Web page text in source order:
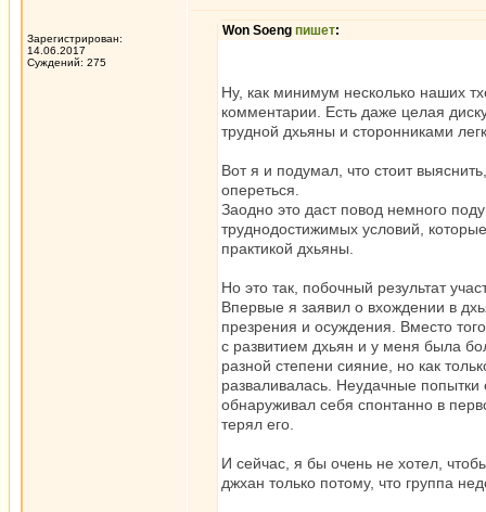
Зарегистрирован:
14.06.2017
Суждений: 275
Won Soeng пишет:
Ну, как минимум несколько наших
комментарии. Есть даже целая
трудной дхьяны и сторонниками
Вот я и подумал, что стоит
опереться.
Заодно это даст повод немного
труднодостижимых условий,
практикой дхьяны.
Но это так, побочный результат
Впервые я заявил о вхождении в
презрения и осуждения. Вместо
с развитием дхьян и у меня была
разной степени сияние, но как
разваливалась. Неудачные
обнаруживал себя спонтанно в
терял его.
И сейчас, я бы очень не хотел,
джхан только потому, что группа